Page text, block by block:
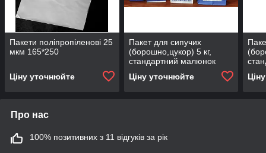
Пакети поліпропіленові 25
мкм 165*250
Ціну уточнюйте
Пакет для сипучих
(борошно,цукор) 5 кг,
стандартний малюнок
Ціну уточнюйте
Про нас
100% позитивних з 11 відгуків за рік